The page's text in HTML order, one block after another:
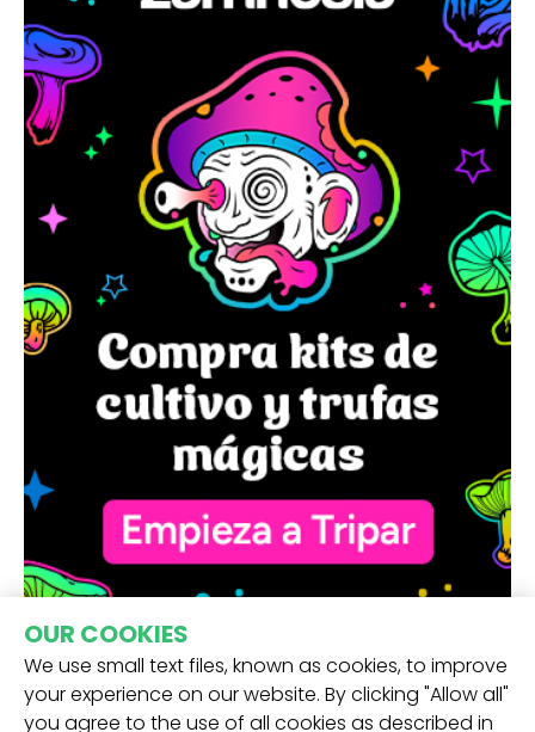
OUR COOKIES
We use small text files, known as cookies, to improve
your experience on our website. By clicking "Allow all"
you agree to the use of all cookies as described in